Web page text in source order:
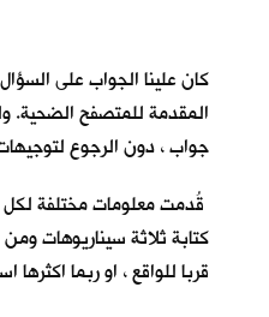
كان علينا الجواب على
المقدمة للمتصفح الضحية.
جواب ، دون الرجوع
قُدمت معلومات مختلفة
كتابة ثلاثة سيناريوهات ومن
قربا للواقع ، او ربما اكثرها